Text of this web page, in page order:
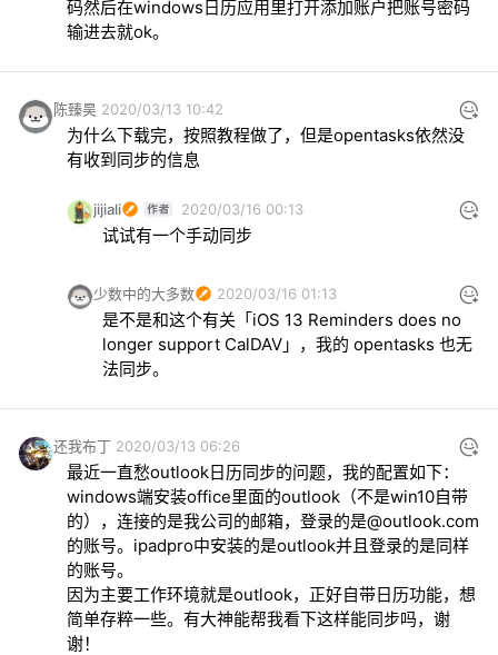
码然后在windows日历应用里打开添加账户把账号密码
输进去就ok。
陈臻昊 2020/03/13 10:42
为什么下载完，按照教程做了，但是opentasks依然没
有收到同步的信息
jijiali 2020/03/16 00:13
试试有一个手动同步
少数中的大多数 2020/03/16 01:13
是不是和这个有关「iOS 13 Reminders does no
longer support CalDAV」，我的 opentasks 也无
法同步。
还我布丁 2020/03/13 06:26
最近一直愁outlook日历同步的问题，我的配置如下：
windows端安装office里面的outlook（不是win10自带
的），连接的是我公司的邮箱，登录的是@outlook.com
的账号。ipadpro中安装的是outlook并且登录的是同样
的账号。
因为主要工作环境就是outlook，正好自带日历功能，想
简单存粹一些。有大神能帮我看下这样能同步吗，谢
谢！